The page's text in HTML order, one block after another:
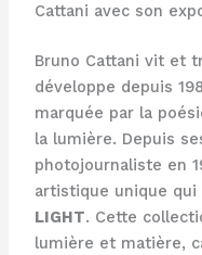
Cattani avec son
Bruno Cattani vit et
développe depuis
marquée par la
la lumière. Depuis
photojournaliste en
artistique unique qui
LIGHT. Cette
lumière et matière,